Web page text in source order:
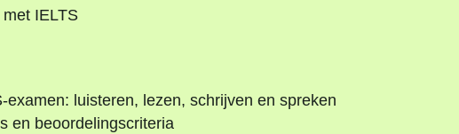
IELTS
examen: luisteren, lezen, schrijven en spreken
en beoordelingscriteria